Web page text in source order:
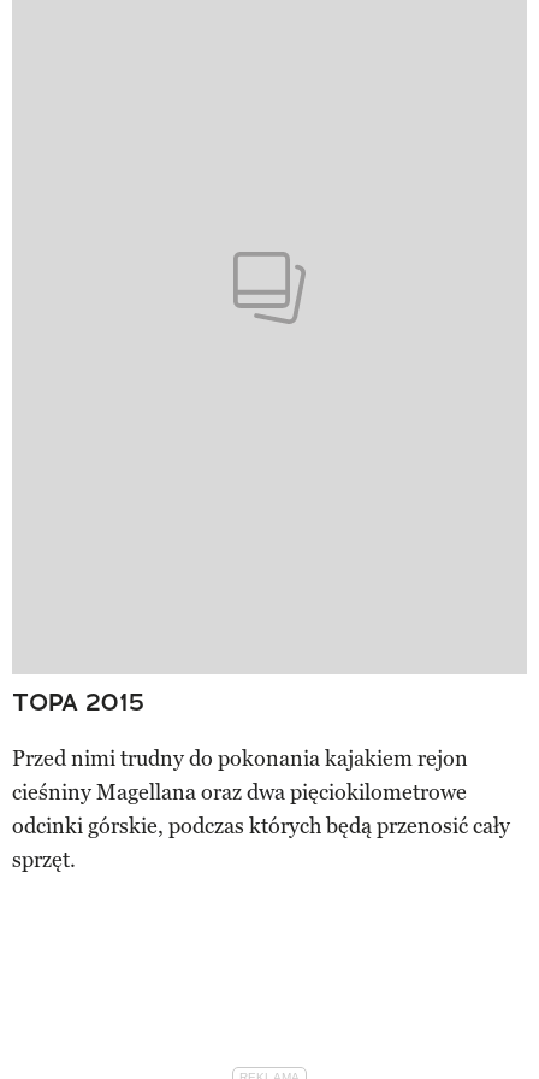
TOPA 2015
Przed nimi trudny do pokonania kajakiem rejon
cieśniny Magellana oraz dwa pięciokilometrowe
odcinki górskie, podczas których będą przenosić cały
sprzęt.